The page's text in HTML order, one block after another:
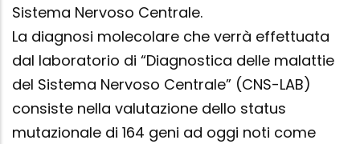
Sistema Nervoso Centrale.
La diagnosi molecolare che verrà effettuata
dal laboratorio di “Diagnostica delle malattie
del Sistema Nervoso Centrale” (CNS-LAB)
consiste nella valutazione dello status
mutazionale di 164 geni ad oggi noti come